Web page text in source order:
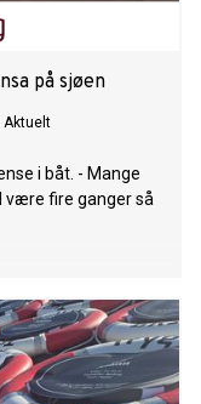
på sjøen
Aktuelt
i båt. - Mange
være fire ganger så